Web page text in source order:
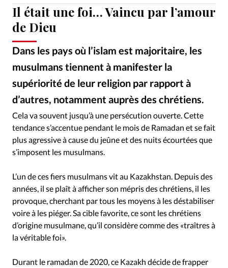
Tous les articles
Faire un don
Emploi
Se connecter
Devise:
CHF
RUBRIQUES
Tous les articles
Actualité chrétienne
Actualité internationale
Dossier
Génération réveil
Monde
Opinions
Publireportage
Relations Aujourd'hui
Société
Tour du monde des Eglises
Trait d'Ixène
Vécu
Vie Intérieure
Il était une foi… Vaincu par l’amour
de Dieu
Dans les pays où l’islam est majoritaire, les
musulmans tiennent à manifester la
supériorité de leur religion par rapport à
d’autres, notamment auprès des chrétiens.
©Istockphoto
Cela va souvent jusqu’à une persécution ouverte. Cette
tendance s’accentue pendant le mois de Ramadan et se fait
plus agressive à cause du jeûne et des nuits écourtées que
s’imposent les musulmans.
L’un de ces fiers musulmans vit au Kazakhstan. Depuis des
années, il se plaît à afficher son mépris des chrétiens, il les
provoque, cherchant par tous les moyens à les déstabiliser
voire à les piéger. Sa cible favorite, ce sont les chrétiens
d’origine musulmane, qu’il considère comme des «traîtres à
la véritable foi».
Durant le ramadan de 2020, ce Kazakh décide de frapper